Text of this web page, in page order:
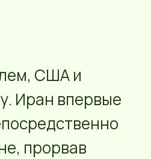
США и
Иран впервые
прорвав